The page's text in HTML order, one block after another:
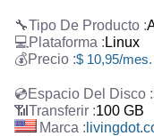
Linux
$ 10,95/mes.
100 GB